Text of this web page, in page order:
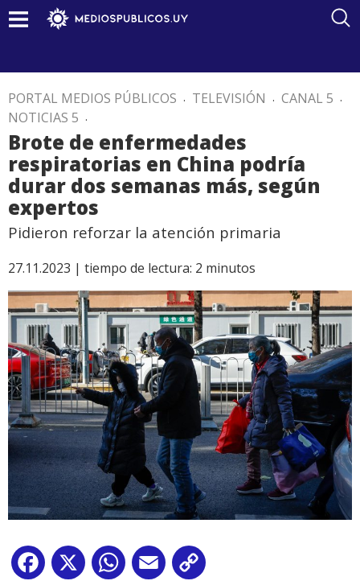
PORTAL MEDIOS PÚBLICOS . TELEVISIÓN . CANAL 5 .
NOTICIAS 5 .
Brote de enfermedades
respiratorias en China podría
durar dos semanas más, según
expertos
Pidieron reforzar la atención primaria
27.11.2023 | tiempo de lectura: 2 minutos
Facebook
X WhatsApp
Email